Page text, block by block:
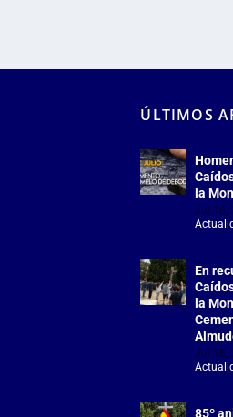
ÚLTIMOS
la
Jul 18,
En
la
Jul 18,
85º